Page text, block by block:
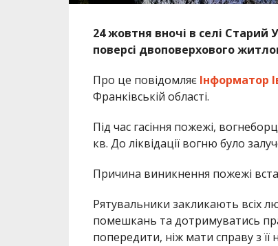
24 жовтня вночі в селі
поверсі двоповерхового
Про це повідомляє Інформатор
Франківській області.
Під час гасіння пожежі,
кв. До ліквідації вогню було
Причина виникнення пожежі
Рятувальники закликають всіх
помешкань та дотримуватись
попередити, ніж мати справу з її